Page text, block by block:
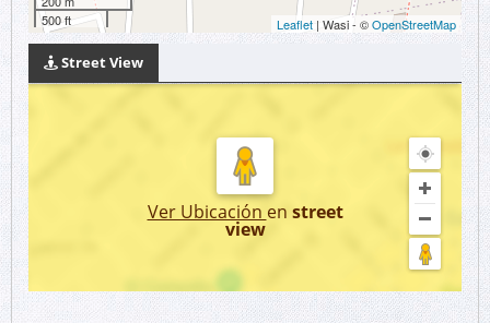
500 ft
Leaflet | Wasi - ©OpenStreetMap
Street View
Ver Ubicación en street
view